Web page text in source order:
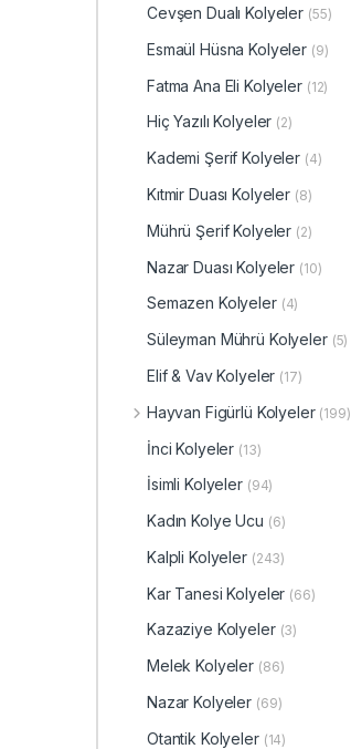
Cevşen Dualı Kolyeler (55)
Esmaül Hüsna Kolyeler (9)
Fatma Ana Eli Kolyeler (12)
Hiç Yazılı Kolyeler (2)
Kademi Şerif Kolyeler (4)
Kıtmir Duası Kolyeler (8)
Mührü Şerif Kolyeler (2)
Nazar Duası Kolyeler (10)
Semazen Kolyeler (4)
Süleyman Mührü Kolyeler (5)
Elif & Vav Kolyeler (17)
Hayvan Figürlü Kolyeler (199)
İnci Kolyeler (13)
İsimli Kolyeler (94)
Kadın Kolye Ucu (6)
Kalpli Kolyeler (243)
Kar Tanesi Kolyeler (66)
Kazaziye Kolyeler (3)
Melek Kolyeler (86)
Nazar Kolyeler (69)
Otantik Kolyeler (14)